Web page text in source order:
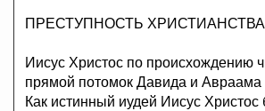
ПРЕСТУПНОСТЬ ХРИСТИАНСТВА
Иисус Христос по происхождению
прямой потомок Давида и
Как истинный иудей Иисус